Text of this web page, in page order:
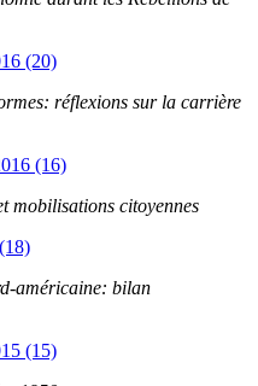
(20)
réflexions sur la carrière
(16)
mobilisations citoyennes
américaine: bilan
(15)